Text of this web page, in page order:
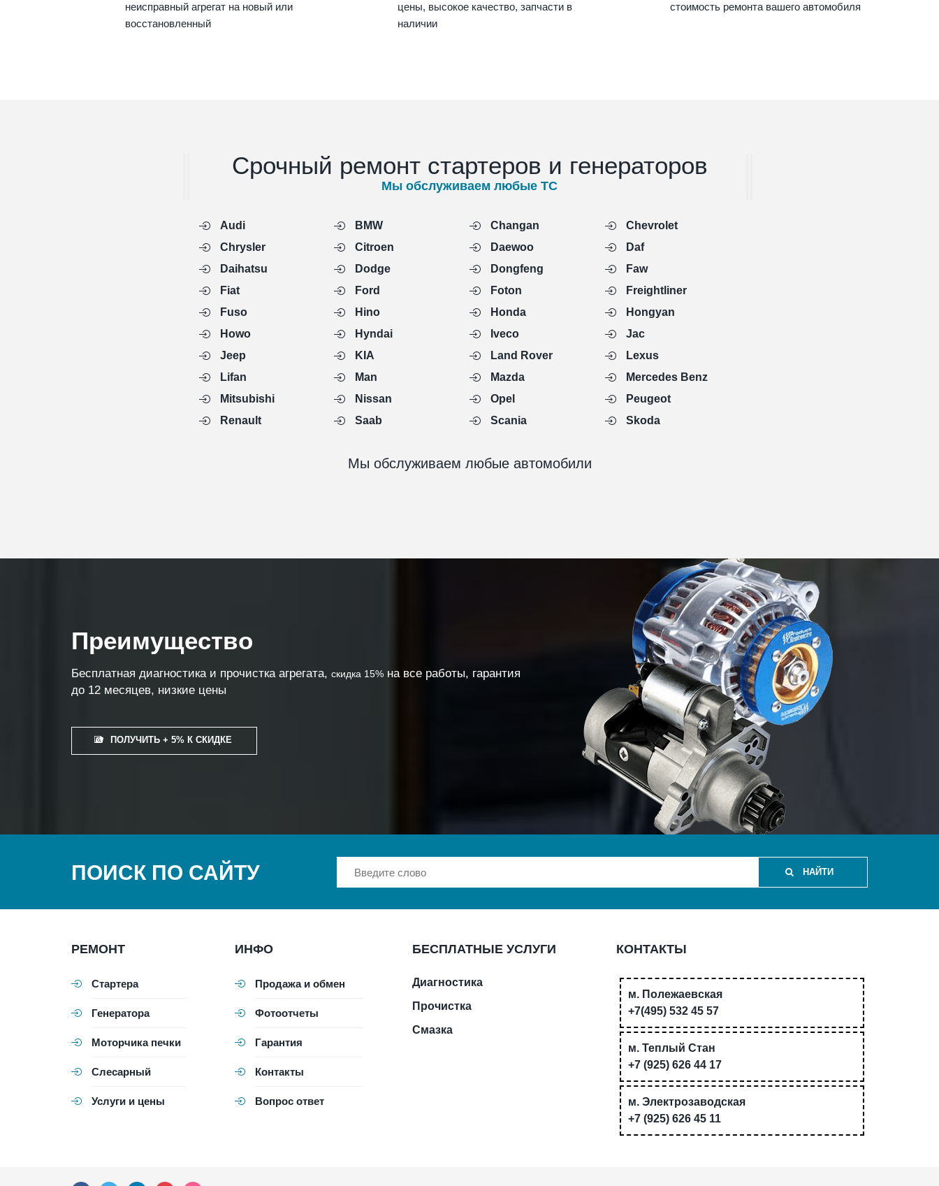
неисправный агрегат на новый или
восстановленный
цены, высокое качество, запчасти в
наличии
стоимость ремонта вашего автомобиля
Срочный ремонт стартеров и генераторов
Мы обслуживаем любые ТС
Audi BMW Changan
Chevrolet
Chrysler
Citroen Daewoo
Daf
Daihatsu
Dodge Dongfeng
Faw
Fiat
Ford Foton
Freightliner
Fuso
Hino Honda
Hongyan
Howo
Hyndai Iveco
Jac
Jeep
KIA Land Rover
Lexus
Lifan
Man Mazda
Mercedes Benz
Mitsubishi
Nissan Opel
Peugeot
Renault
Saab Scania Skoda
Мы обслуживаем любые автомобили
Преимущество
Бесплатная диагностика и прочистка агрегата, скидка 15% на все работы, гарантия
до 12 месяцев, низкие цены
ПОЛУЧИТЬ + 5% К СКИДКЕ
ПОИСК ПО САЙТУ
РЕМОНТ
Стартера
Генератора
Моторчика печки
Слесарный
Услуги и цены
ИНФО
Продажа и обмен
Фотоотчеты
Гарантия
Контакты
Вопрос ответ
БЕСПЛАТНЫЕ УСЛУГИ
Диагностика
Прочистка
Смазка
КОНТАКТЫ
м. Полежаевская
+7(495) 532 45 57
м. Теплый Стан
+7 (925) 626 44 17
м. Электрозаводская
+7 (925) 626 45 11